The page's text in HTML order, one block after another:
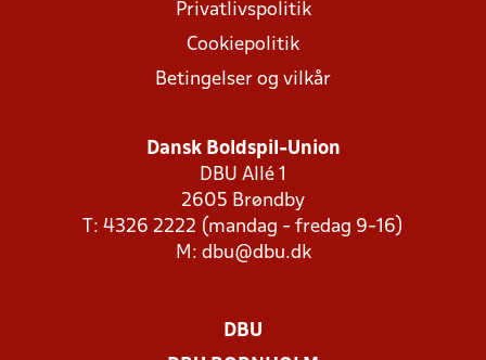
Privatlivspolitik
Cookiepolitik
Betingelser og vilkår
Dansk Boldspil-Union
DBU Allé 1
2605 Brøndby
T: 4326 2222 (mandag - fredag 9-16)
M: dbu@dbu.dk
DBU